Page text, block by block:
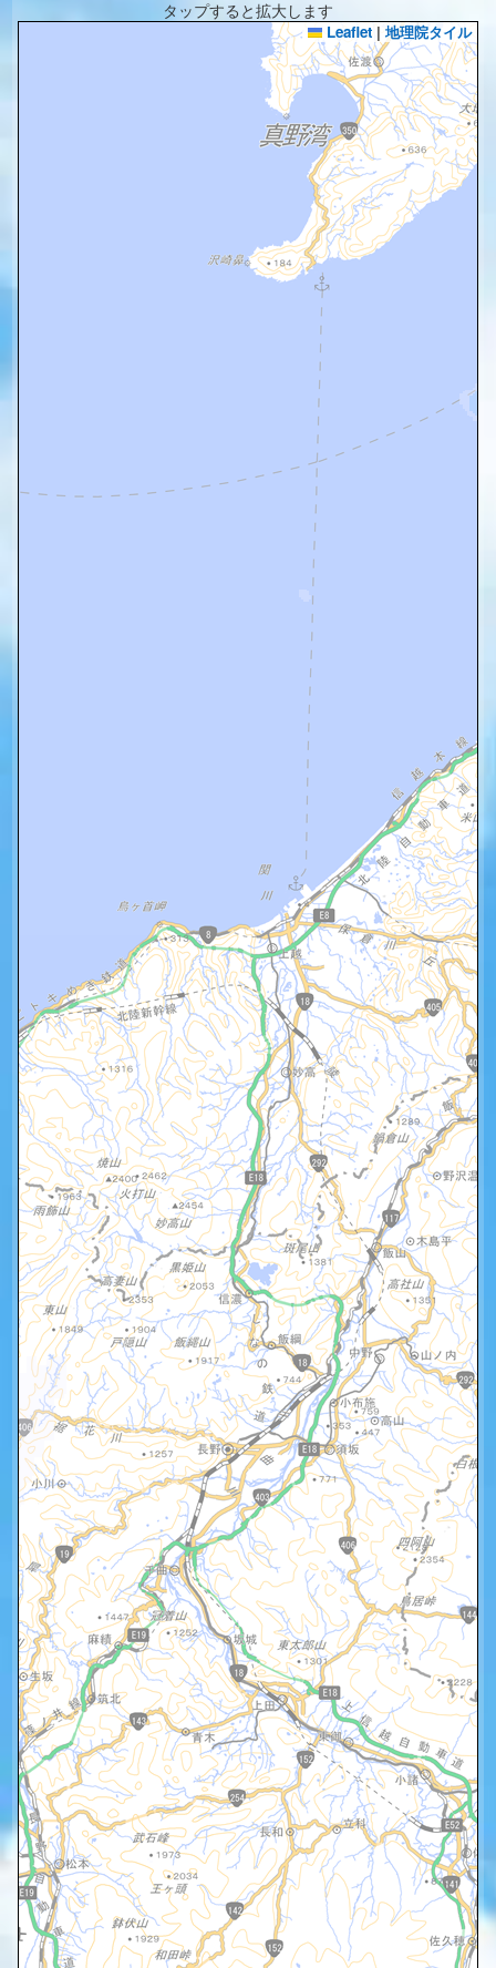
タップすると拡大します
Leaflet | 地理院タイル